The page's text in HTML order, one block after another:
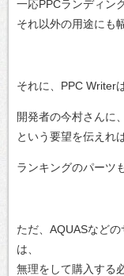
一応PPCランディン
それ以外の用途にも
それに、PPC Writer
開発者の今村さんに
という要望を伝えれ
ランキングのパーツ
ただ、AQUASなど
は、
無理をして購入する